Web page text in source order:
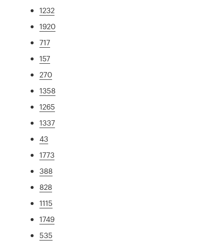
1232
1920
717
157
270
1358
1265
1337
43
1773
388
828
1115
1749
535